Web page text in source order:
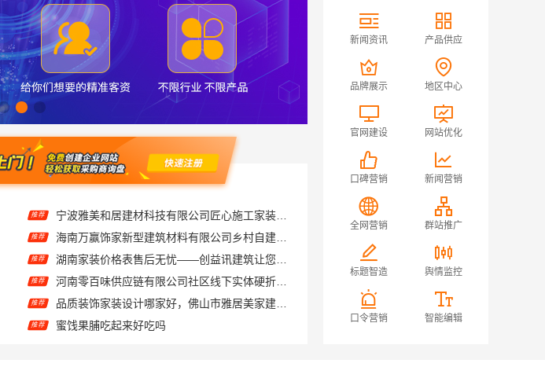
推荐
推荐
推荐
推荐
推荐 蜜饯果脯吃起来好吃吗
推荐 南宁膨化食品味道美味吗
新闻资讯 产品供应
品牌展示 地区中心
官网建设 网站优化
口碑营销 新闻营销
全网营销 群站推广
标题智造 舆情监控
口令营销 智能编辑